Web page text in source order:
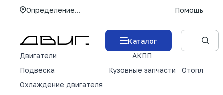
Определение... Помощь
Каталог
Двигатели
АКПП
Подвеска
Кузовные запчасти
Отопление
Охлаждение двигателя